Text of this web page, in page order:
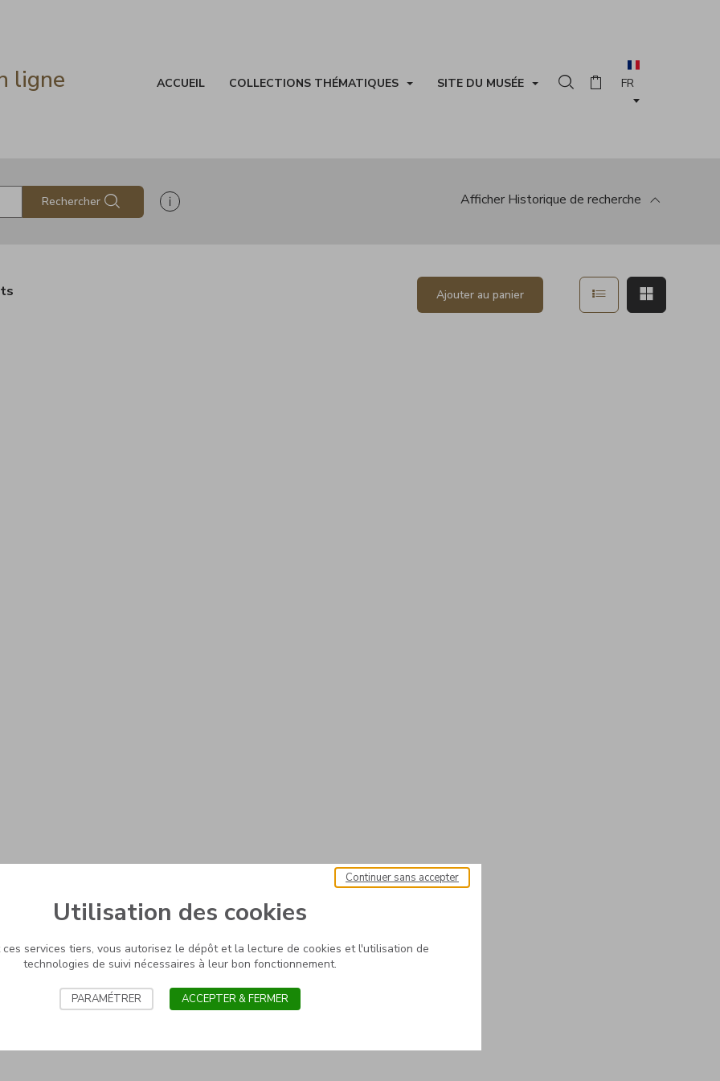
ligne ACCUEIL COLLECTIONS THÉMATIQUES SITE DU MUSÉE Rechercher dans la collection
Panier
Rechercher Afficher les informations d'aide à la recherche AfficherHistorique de recherche
Ajouter au panier Afficher en mode
Utilisation des cookies
services tiers, vous autorisez le dépôt et la lecture de cookies et l'utilisation de
technologies de suivi nécessaires à leur bon fonctionnement.
Continuer sans accepter
PARAMÉTRER ACCEPTER & FERMER